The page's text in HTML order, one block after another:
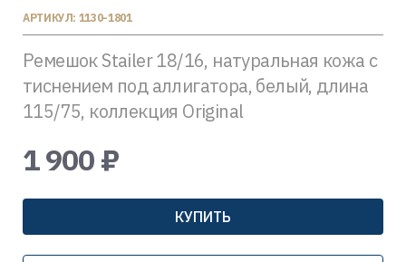
АРТИКУЛ: 1130-1801
Ремешок Stailer 18/16, натуральная кожа с
тиснением под аллигатора, белый, длина
115/75, коллекция Original
1 900 ₽
КУПИТЬ